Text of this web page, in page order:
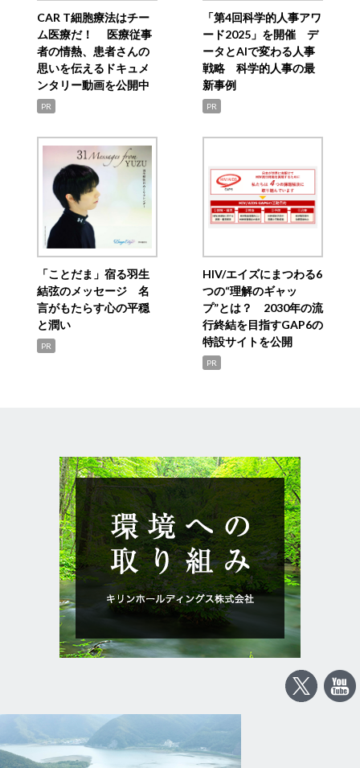
CAR T細胞療法はチー
ム医療だ！ 医療従事
者の情熱、患者さんの
思いを伝えるドキュメ
ンタリー動画を公開中
PR
「第4回科学的人事アワ
ード2025」を開催 デ
ータとAIで変わる人事
戦略 科学的人事の最
新事例
PR
「ことだま」宿る羽生
結弦のメッセージ 名
言がもたらす心の平穏
と潤い
PR
HIV/エイズにまつわる6
つの“理解のギャッ
プ”とは？ 2030年の流
行終結を目指すGAP6の
特設サイトを公開
PR